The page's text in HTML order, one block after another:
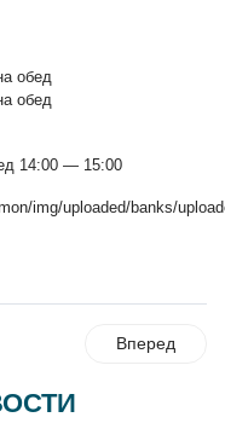
обед
обед
14:00 — 15:00
img/uploaded/banks/
Вперед